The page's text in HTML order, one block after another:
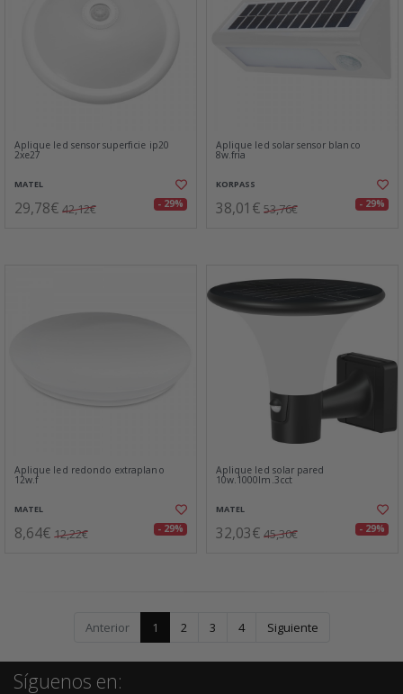
Aplique led sensor superficie ip20
2xe27
MATEL
29,78€ 42,12€ - 29%
Aplique led solar sensor blanco
8w.fria
KORPASS
38,01€ 53,76€ - 29%
Aplique led redondo extraplano
12w.f
MATEL
8,64€ 12,22€ - 29%
Aplique led solar pared
10w.1000lm.3cct
MATEL
32,03€ 45,30€ - 29%
Anterior 1 2 3 4 Siguiente
Síguenos en: